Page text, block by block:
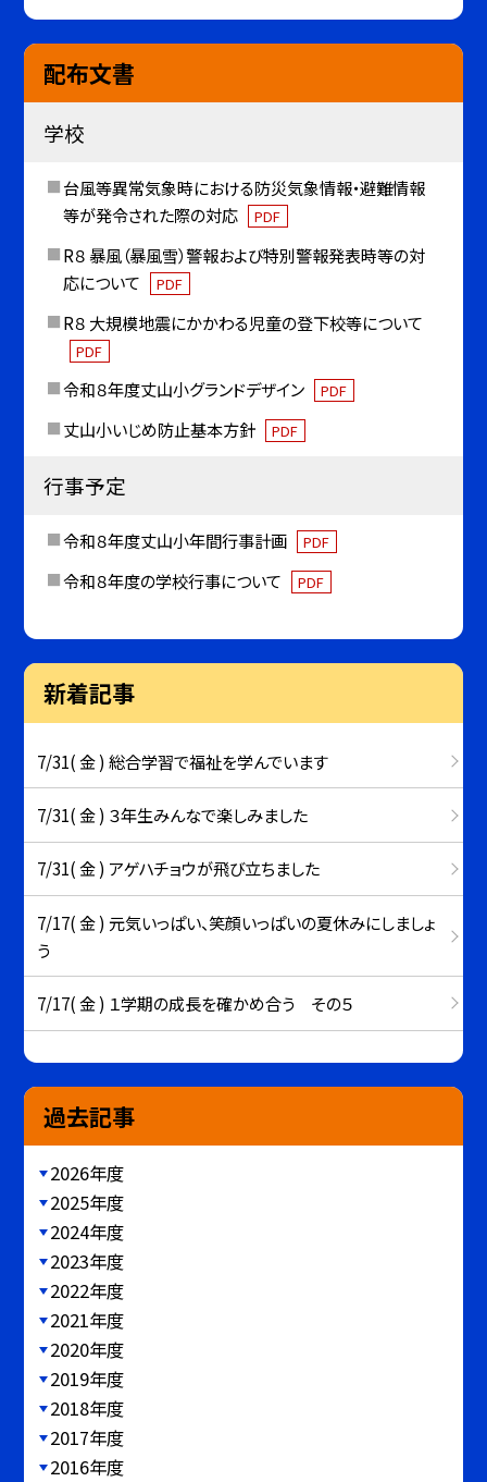
配布文書
学校
台風等異常気象時における防災気象情報・避難情報
等が発令された際の対応
PDF
R８ 暴風（暴風雪）警報および特別警報発表時等の対
応について
PDF
R８ 大規模地震にかかわる児童の登下校等について
PDF
令和８年度丈山小グランドデザイン PDF
丈山小いじめ防止基本方針 PDF
行事予定
令和８年度丈山小年間行事計画 PDF
令和８年度の学校行事について PDF
新着記事
7/31( 金 ) 総合学習で福祉を学んでいます
7/31( 金 ) ３年生みんなで楽しみました
7/31( 金 ) アゲハチョウが飛び立ちました
7/17( 金 ) 元気いっぱい、笑顔いっぱいの夏休みにしましょ
う
7/17( 金 ) １学期の成長を確かめ合う その５
過去記事
2026年度
2025年度
2024年度
2023年度
2022年度
2021年度
2020年度
2019年度
2018年度
2017年度
2016年度